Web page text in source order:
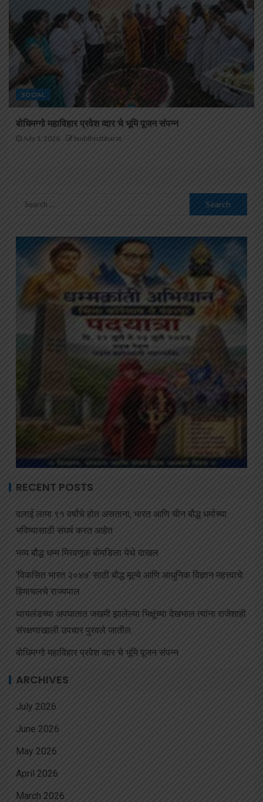
SOCIAL
बोधिमग्गो महाविहार प्रवेश व्दार चे भूमि पूजन संपन्न
July 1, 2026 buddhistbharat
RECENT POSTS
दलाई लामा ९१ वर्षांचे होत असताना, भारत आणि चीन बौद्ध धर्माच्या
भविष्यासाठी संघर्ष करत आहेत
भव्य बौद्ध धम्म मिरवणूक बोमडिला येथे दाखल
‘विकसित भारत २०४७’ साठी बौद्ध मूल्ये आणि आधुनिक विज्ञान महत्त्वाचे:
हिमाचलचे राज्यपाल
थायलंडच्या अपघातात जखमी झालेल्या भिक्षूंच्या देखभाल त्यांना राजेशाही
संरक्षणाखाली उपचार पुरवले जातील.
बोधिमग्गो महाविहार प्रवेश व्दार चे भूमि पूजन संपन्न
ARCHIVES
July 2026
June 2026
May 2026
April 2026
March 2026